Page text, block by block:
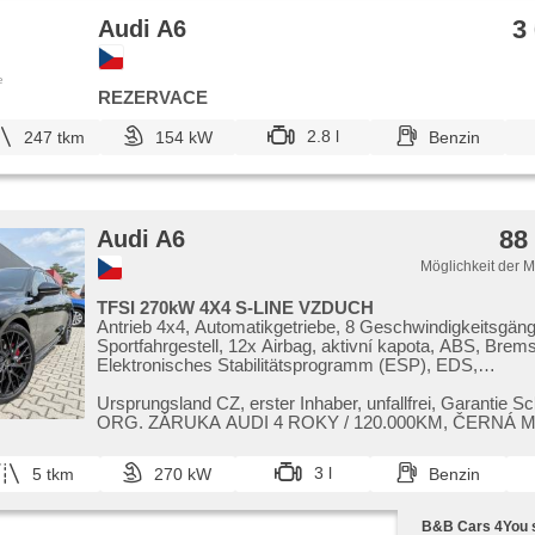
opěrka, Dachspoiler, Innenthermometer,
Getönte Scheiben, přední pohon, Antrieb 4x2,
Ausziehbare Kopflehnen, El. Anlasser, digitální
malý kožený paket
Audi A6 3
REZERVACE
247 tkm 154 kW 2.8 l Benzin
Audi A6 88
Möglichkeit der
TFSI 270kW 4X4 S-LINE VZDUCH
Antrieb 4x4, Automatikgetriebe, 8
Sportfahrgestell, 12x Airbag, aktivní kapota, ABS,
Elektronisches Stabilitätsprogramm (ESP), EDS,
stability přívěsu (TSA), Geschwindigkeitsregelung von
asistent rozjezdu do kopce (HSA), ukazatel rychlostního
jízdního pruhu, asistent jízdy v jízdním pruhu,
Ermüdung des Fahrers, automatisch im Berg bremsen ,
podvozku, autom. Sperrdiferential, Anhängerkupplung,
Ursprungsland CZ,​ erster Inhaber,​ unfallfrei,​ Garantie
ORG. ZÁRUKA AUDI 4 ROKY / 120.000KM,​ ČERNÁ
5 tkm 270 kW 3 l Benzin
B&B Cars 4You